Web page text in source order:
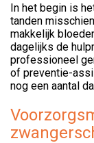
In het begin is
tanden
makkelijk
dagelijks de
professioneel
of preventie-
nog een aantal